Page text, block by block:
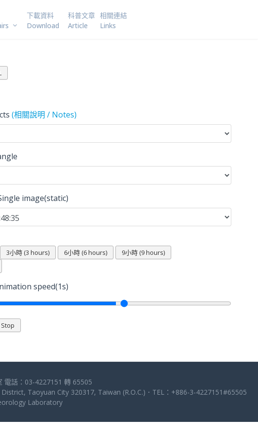
下載資料
Download
科普文章
Article
相關連結
Links
(相關說明 / Notes)
image(static)
3小時 (3 hours) 6小時 (6 hours)
9小時 (9 hours)
speed(1s)
電話：03-4227151 轉 65505
Taoyuan City 320317, Taiwan (R.O.C.)．TEL：+886-3-4227151#65505
Laboratory